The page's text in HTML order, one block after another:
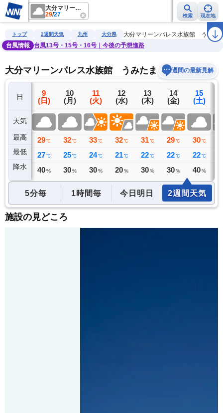
大分マリーンパレス水族館 うみたまご
29/27 検索 現在地
雨雲レーダー 台風情報 地震情報 警報・注意報 2週間天気 ラ
トップ 2週間天気 九州 大分県
大分マリーンパレス水族館 うみた
台風情報
台風13号・15号・16号｜今後の予想進路
大分マリーンパレス水族館 うみたまごの2週間天気
週間の最新見解
日
天気
最高
最低
降水
8
(土)
31 ℃
27 ℃
6 ミリ
9
(日)
29 ℃
27 ℃
40 %
10
(月)
32 ℃
25 ℃
30 %
11
(火)
33 ℃
24 ℃
30 %
12
(水)
32 ℃
21 ℃
20 %
13
(木)
31 ℃
22 ℃
30 %
14
(金)
29 ℃
22 ℃
30 %
15
(土)
30 ℃
22 ℃
40 %
5分毎 1時間毎 今日明日 2週間天気
施設の見どころ